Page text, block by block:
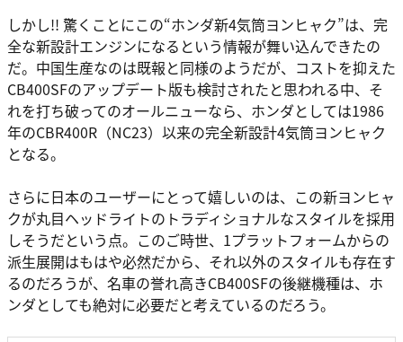
しかし!! 驚くことにこの“ホンダ新4気筒ヨンヒャク”は、完
全な新設計エンジンになるという情報が舞い込んできたの
だ。中国生産なのは既報と同様のようだが、コストを抑えた
CB400SFのアップデート版も検討されたと思われる中、そ
れを打ち破ってのオールニューなら、ホンダとしては1986
年のCBR400R（NC23）以来の完全新設計4気筒ヨンヒャク
となる。
さらに日本のユーザーにとって嬉しいのは、この新ヨンヒャ
クが丸目ヘッドライトのトラディショナルなスタイルを採用
しそうだという点。このご時世、1プラットフォームからの
派生展開はもはや必然だから、それ以外のスタイルも存在す
るのだろうが、名車の誉れ高きCB400SFの後継機種は、ホ
ンダとしても絶対に必要だと考えているのだろう。